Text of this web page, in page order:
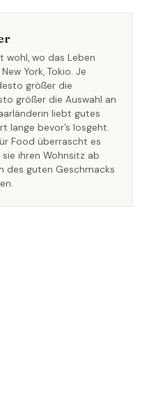
wohl, wo das Leben
York, Tokio. Je
größer die
größer die Auswahl an
liebt gutes
lange bevor’s losgeht.
Food überrascht es
ihren Wohnsitz ab
des guten Geschmacks